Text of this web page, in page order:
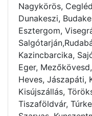
Nagykörös,
Dunakeszi,
Esztergom,
Kazincbarcika,
Eger,
Heves, Jászapáti,
Kisújszállás,
Tiszaföldvár,